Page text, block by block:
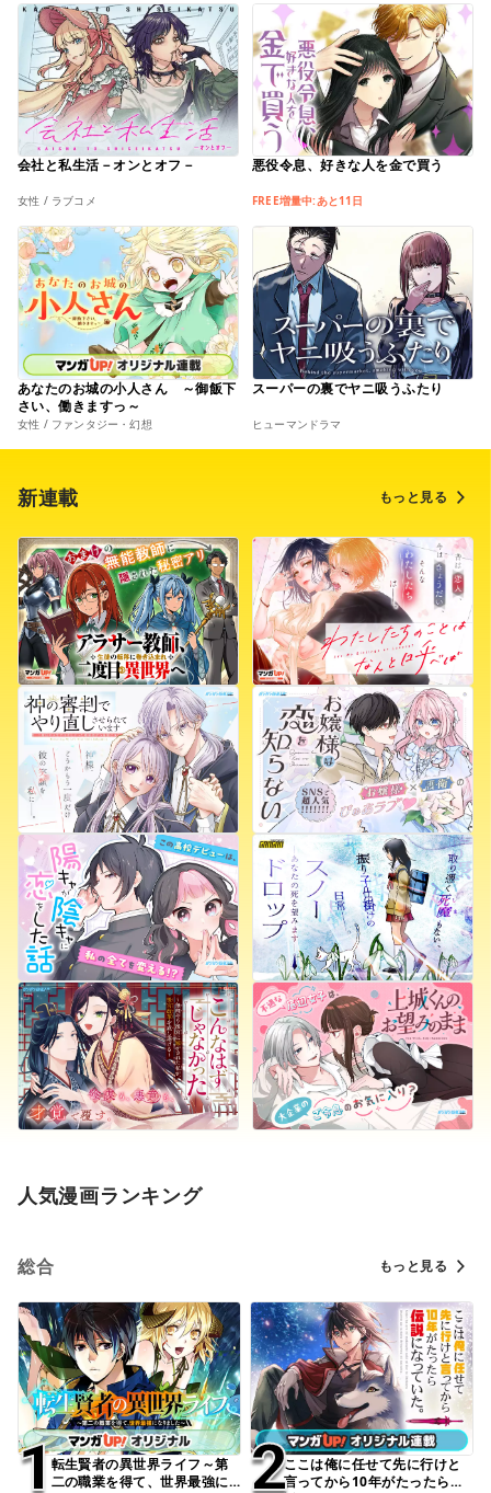
会社と私生活－オンとオフ－
女性 / ラブコメ
悪役令息、好きな人を金で買う
FREE増量中:あと11日
あなたのお城の小人さん ～御飯下
さい、働きますっ～
女性 / ファンタジー・幻想
スーパーの裏でヤニ吸うふたり
ヒューマンドラマ
新連載 もっと見る
人気漫画ランキング
総合 もっと見る
1
1転生賢者の異世界ライフ～第
二の職業を得て、世界最強に
2
2ここは俺に任せて先に行けと
言ってから10年がたったら伝